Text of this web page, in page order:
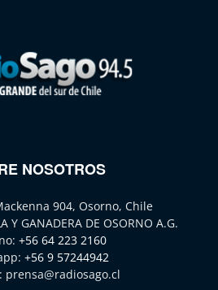
NOSOTROS
904, Osorno, Chile
Y GANADERA DE OSORNO A.G.
+56 64 223 2160
+56 9 57244942
prensa@radiosago.cl